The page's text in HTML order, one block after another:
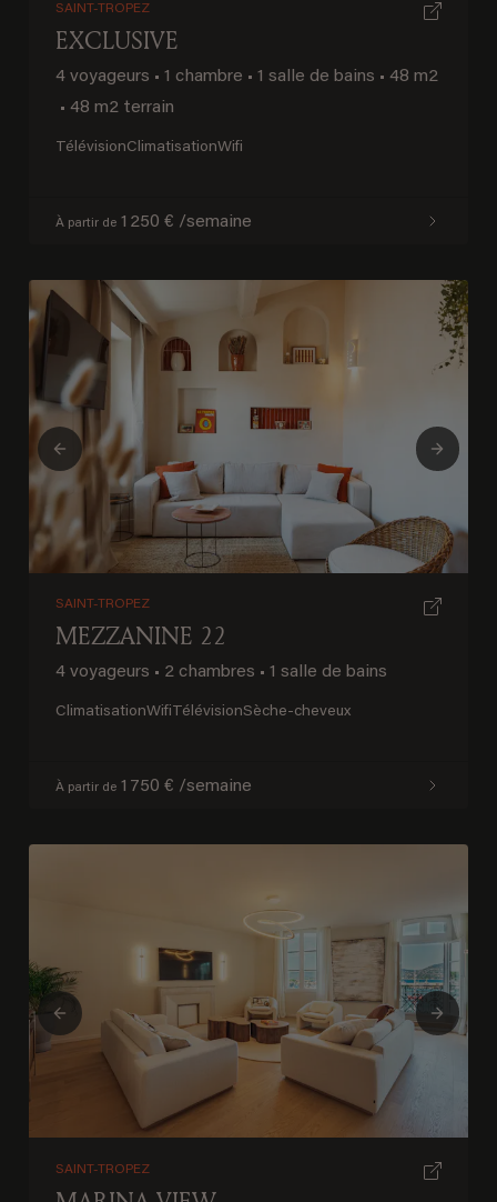
SAINT-TROPEZ
EXCLUSIVE
4 voyageurs • 1 chambre • 1 salle de bains • 48 m2
• 48 m2 terrain
TélévisionClimatisationWifi
À partir de 1 250 € /semaine
Previous Next
SAINT-TROPEZ
MEZZANINE 22
4 voyageurs • 2 chambres • 1 salle de bains
ClimatisationWifi TélévisionSèche-cheveux
À partir de 1 750 € /semaine
Previous Next
SAINT-TROPEZ